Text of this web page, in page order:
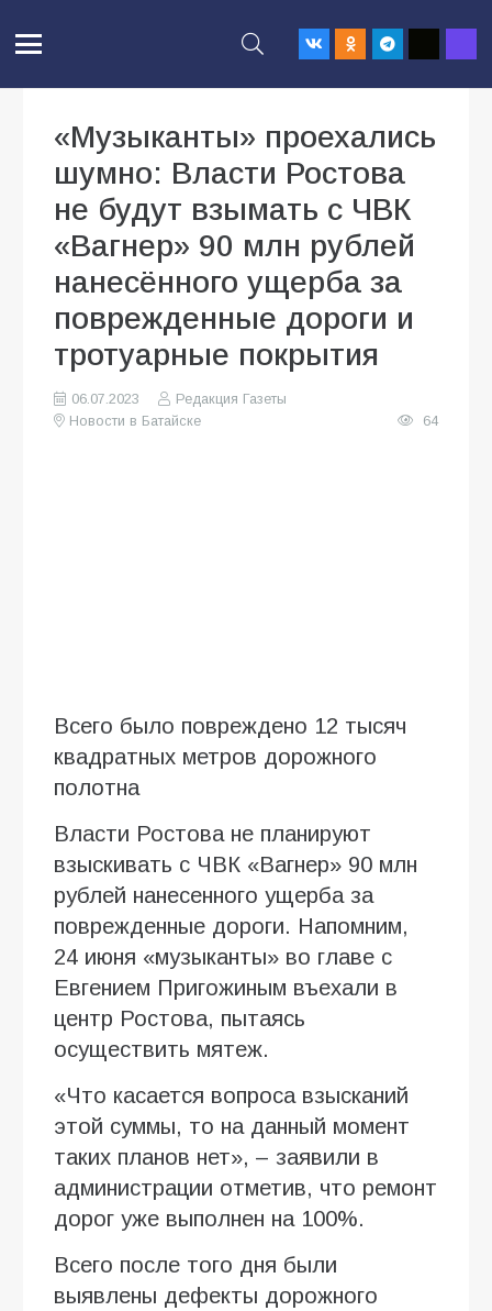
«Музыканты» проехались
шумно: Власти Ростова
не будут взымать с ЧВК
«Вагнер» 90 млн рублей
нанесённого ущерба за
поврежденные дороги и
тротуарные покрытия
06.07.2023
Редакция Газеты
Новости в Батайске
64
Всего было повреждено 12 тысяч
квадратных метров дорожного
полотна
Власти Ростова не планируют
взыскивать с ЧВК «Вагнер» 90 млн
рублей нанесенного ущерба за
поврежденные дороги. Напомним,
24 июня «музыканты» во главе с
Евгением Пригожиным въехали в
центр Ростова, пытаясь
осуществить мятеж.
«Что касается вопроса взысканий
этой суммы, то на данный момент
таких планов нет», – заявили в
администрации отметив, что ремонт
дорог уже выполнен на 100%.
Всего после того дня были
выявлены дефекты дорожного